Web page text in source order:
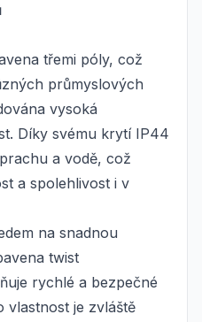
třemi póly, což
průmyslových
vysoká
Díky svému krytí IP44
a vodě, což
a spolehlivost i v
na snadnou
twist
rychlé a bezpečné
vlastnost je zvláště